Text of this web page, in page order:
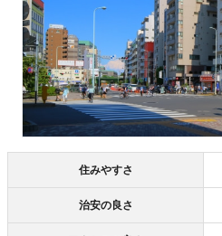
住みやすさ
治安の良さ